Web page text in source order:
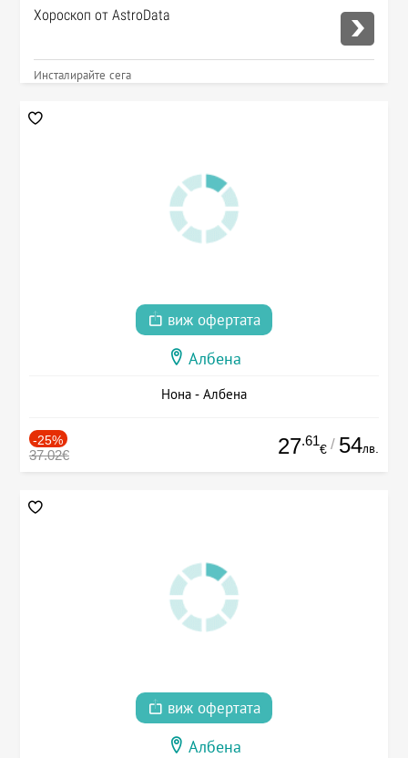
Хороскоп от AstroData
Инсталирайте сега
виж офертата
Албена
Нона - Албена
-25%
37.02€ 27.61
€ / 54лв.
виж офертата
Албена